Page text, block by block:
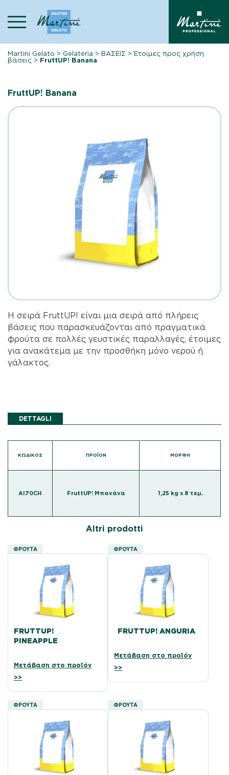
content
Martini Gelato > Gelateria >ΒΑΣΕΙΣ >Έτοιμες προς χρήση
βάσεις > FruttUP! Banana
FruttUP! Banana
Η σειρά FruttUP! είναι μια σειρά από πλήρεις
βάσεις που παρασκευάζονται από πραγματικά
φρούτα σε πολλές γευστικές παραλλαγές, έτοιμες
για ανακάτεμα με την προσθήκη μόνο νερού ή
γάλακτος.
DETTAGLI
ΚΩΔΙΚΌΣ ΠΡΟΪΟΝ
AI70CH FruttUP! Μπανάνα
ΜΟΡΦΉ
1,25 kg x 8 τεμ.
Altri prodotti
ΦΡΟΎΤΑ
FRUTTUP!
PINEAPPLE
Μετάβαση στο προϊόν
>>
ΦΡΟΎΤΑ
FRUTTUP! ANGURIA
Μετάβαση στο προϊόν
>>
ΦΡΟΎΤΑ ΦΡΟΎΤΑ